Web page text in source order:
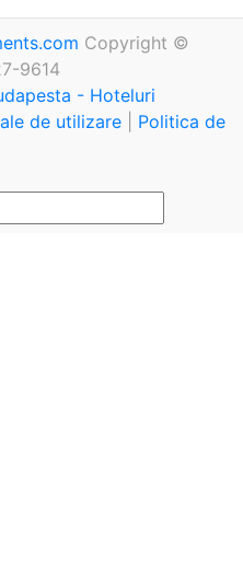
Copyright ©
9614
- Hoteluri
de utilizare
Politica de